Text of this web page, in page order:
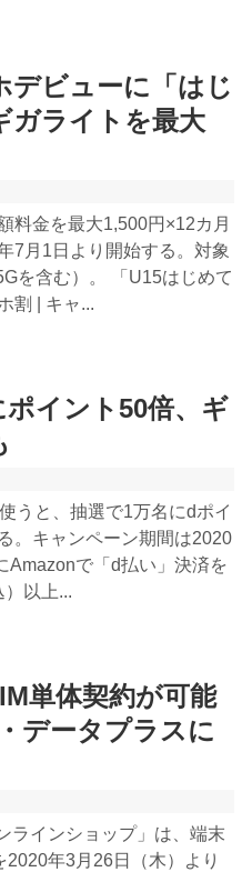
デビューに「はじ
ガライトを最大
料金を最大1,500円×12カ月
7月1日より開始する。対象
を含む）。 「U15はじめて
割 | キャ...
ポイント50倍、ギ
うと、抽選で1万名にdポイ
。キャンペーン期間は2020
Amazonで「d払い」決済を
以上...
単体契約が可能
データプラスに
ラインショップ」は、端末
年3月26日（木）より